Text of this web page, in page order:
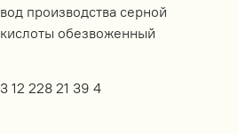
вод производства серной
кислоты обезвоженный
3 12 228 21 39 4